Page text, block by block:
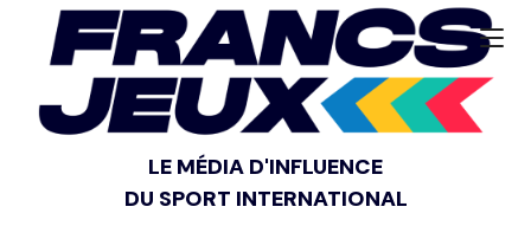
LE MÉDIA D'INFLUENCE
DU SPORT INTERNATIONAL